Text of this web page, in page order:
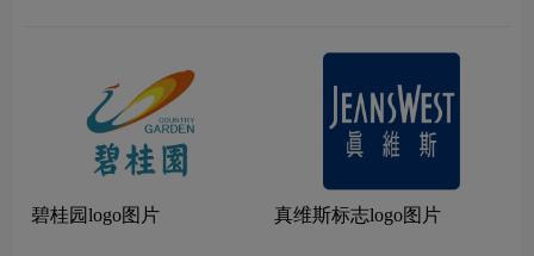
碧桂园logo图片 真维斯标志logo图片